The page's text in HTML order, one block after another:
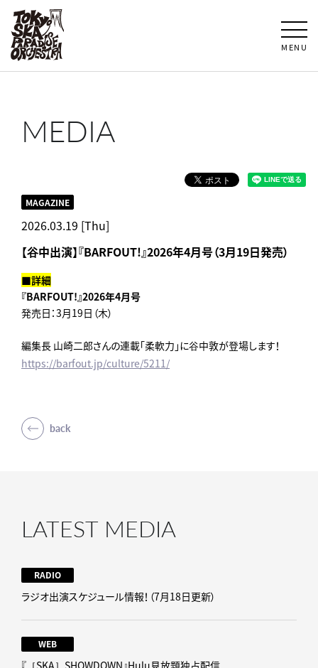
MENU
MEDIA
2026.03.19 [Thu]
MAGAZINE
【谷中出演】『BARFOUT!』2026年4月号（3月19日発売）
■詳細
『BARFOUT!』2026年4月号
発売日：3月19日（木）
編集長 山崎二郎さんの連載「柔軟力」に谷中敦が登場します！
https://barfout.jp/culture/5211/
back
LATEST MEDIA
RADIO
ラジオ出演スケジュール情報！（7月18日更新）
WEB
『［SKA］SHOWDOWN』Hulu見放題独占配信